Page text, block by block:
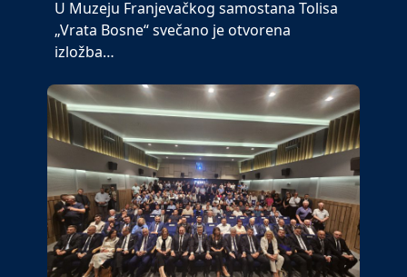
U Muzeju Franjevačkog samostana Tolisa
„Vrata Bosne“ svečano je otvorena
izložba…